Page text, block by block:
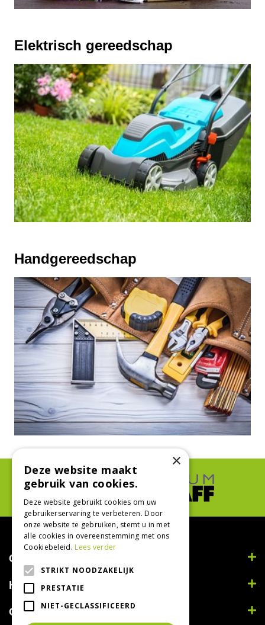
Elektrisch gereedschap
Handgereedschap
Contact
Handig
Openingstijden
×
Deze website maakt
gebruik van cookies.
Deze website gebruikt cookies om uw
gebruikerservaring te verbeteren. Door
onze website te gebruiken, stemt u in met
alle cookies in overeenstemming met ons
Cookiebeleid. Lees verder
STRIKT NOODZAKELIJK
PRESTATIE
NIET-GECLASSIFICEERD